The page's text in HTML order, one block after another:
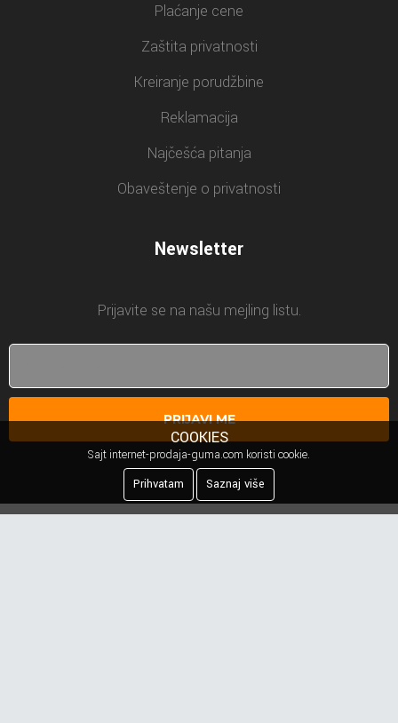
Plaćanje cene
Zaštita privatnosti
Kreiranje porudžbine
Reklamacija
Najčešća pitanja
Obaveštenje o privatnosti
Newsletter
Prijavite se na našu mejling listu.
PRIJAVI ME
COOKIES
Sajt internet-prodaja-guma.com koristi cookie.
Prihvatam
Saznaj više